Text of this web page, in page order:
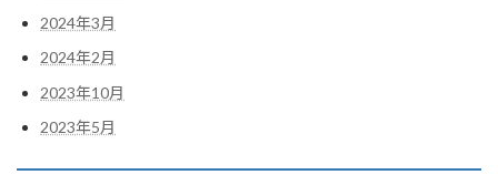
2024年3月
2024年2月
2023年10月
2023年5月